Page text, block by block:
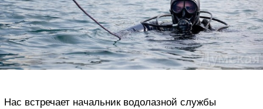
Нас встречает начальник водолазной службы